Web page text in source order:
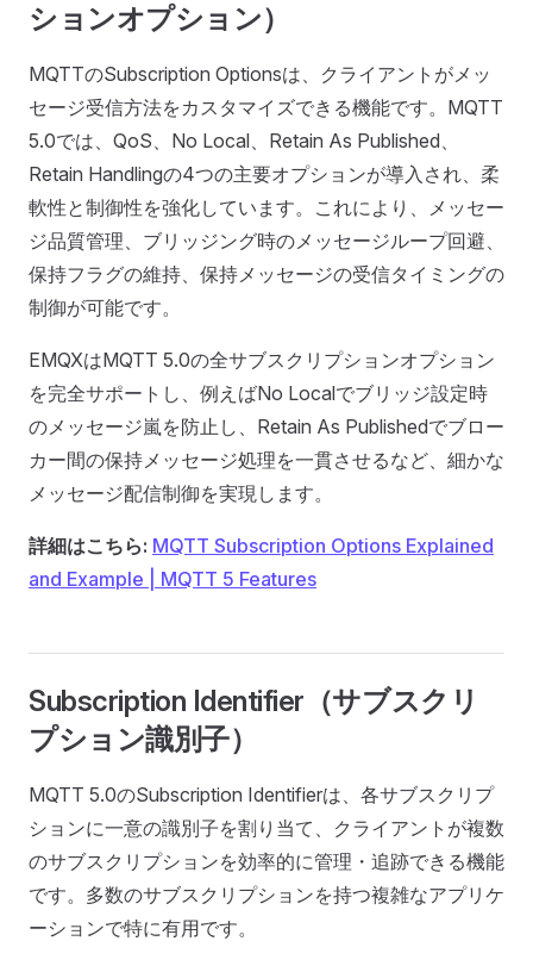
ションオプション）
MQTTのSubscription Optionsは、クライアントがメッ
セージ受信方法をカスタマイズできる機能です。MQTT
5.0では、QoS、No Local、Retain As Published、
Retain Handlingの4つの主要オプションが導入され、柔
軟性と制御性を強化しています。これにより、メッセー
ジ品質管理、ブリッジング時のメッセージループ回避、
保持フラグの維持、保持メッセージの受信タイミングの
制御が可能です。
EMQXはMQTT 5.0の全サブスクリプションオプション
を完全サポートし、例えばNo Localでブリッジ設定時
のメッセージ嵐を防止し、Retain As Publishedでブロー
カー間の保持メッセージ処理を一貫させるなど、細かな
メッセージ配信制御を実現します。
詳細はこちら: MQTT Subscription Options Explained
and Example | MQTT 5 Features
Subscription Identifier（サブスクリ
プション識別子）
MQTT 5.0のSubscription Identifierは、各サブスクリプ
ションに一意の識別子を割り当て、クライアントが複数
のサブスクリプションを効率的に管理・追跡できる機能
です。多数のサブスクリプションを持つ複雑なアプリケ
ーションで特に有用です。